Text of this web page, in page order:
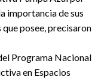
importancia de sus
posee, precisaron
Programa Nacional
en Espacios